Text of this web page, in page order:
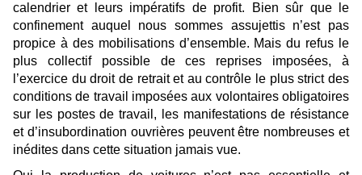
calendrieret
leurs impératifs de profit. Bien sûr que le
confinement auquel nous sommes assujettis n’est pas
propice à des mobilisations d’ensemble. Maisdu refus le
plus collectif possible de ces reprises imposées, à
l’exercice du droit de retraitet aucontrôle le plus strict des
conditionsde travail imposées aux volontaires obligatoires
sur les postes de travail, les manifestations de résistance
et d’insubordination ouvrières peuvent être nombreuses et
inédites dans cette situation jamais vue.